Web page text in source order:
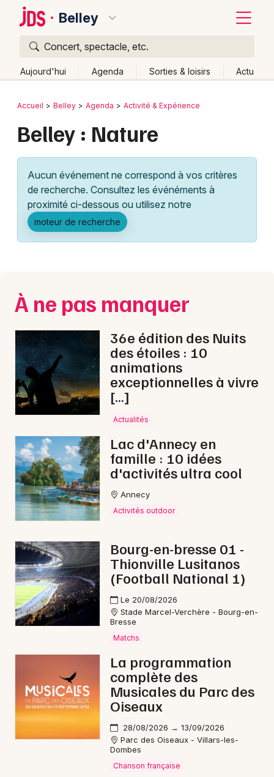
Belley
Concert, spectacle, etc.
Aujourd'hui Agenda Sorties & loisirs Actu
Publier un événement
Grands événements
Activité & Expérience
Manifestations
Spectacles
Concerts
Sports
Soirées
Sorties famille
Expos
Sorties & loisirs
Nature dans l' Ain
Nature en Auvergne-Rhône-Alpes
Newsletter des sorties
Artistes en tournée
Actus à Belley
Magazine à Belley
Bordeaux
Lille
Lyon
Marseille
Nantes
Nice
Paris
Strasbourg
Toulouse
Retour
Accueil Belley Agenda Activité & Expérience
Belley : Nature
Aucun événement ne correspond à vos critères
de recherche. Consultez les événéments à
proximité ci-dessous ou utilisez notre
moteur de recherche
À ne pas manquer
36e édition des Nuits
des étoiles : 10
animations
exceptionnelles à vivre
[…]
Actualités
Lac d'Annecy en
famille : 10 idées
d'activités ultra cool
Annecy
Activités outdoor
Bourg-en-bresse 01 -
Thionville Lusitanos
(Football National 1)
Le 20/08/2026
Stade Marcel-Verchère - Bourg-en-
Bresse
Matchs
La programmation
complète des
Musicales du Parc des
Oiseaux
28/08/2026 → 13/09/2026
Parc des Oiseaux - Villars-les-
Dombes
Chanson française
Quoi ?
Où ?
Près de moi
Changer de lieu
Quand ?
Ce week-end